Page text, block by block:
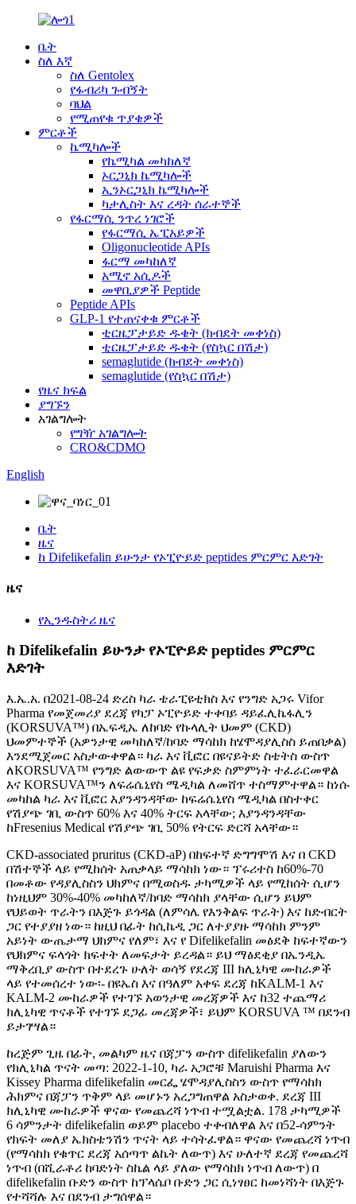
ቤት
ስለ እኛ
ስለ Gentolex
የፋብሪካ ጉብኝት
ባህል
የሚጠየቁ ጥያቄዎች
ምርቶች
ኬሚካሎች
የኬሚካል መካከለኛ
ኦርጋኒክ ኬሚካሎች
ኢንኦርጋኒክ ኬሚካሎች
ካታሊስት እና ረዳት ሰራተኞች
የፋርማሲ ንጥረ ነገሮች
የፋርማሲ ኤፒአይዎች
Oligonucleotide APIs
ፋርማ መካከለኛ
አሚኖ አሲዶች
መዋቢያዎች Peptide
Peptide APIs
GLP-1 የተጠናቀቁ ምርቶች
ቲርዜፓታይድ ዱቄት (ክብደት መቀነስ)
ቲርዜፓታይድ ዱቄት (የስኳር በሽታ)
semaglutide (ክብደት መቀነስ)
semaglutide (የስኳር በሽታ)
የዜና ክፍል
ያግኙን
አገልግሎት
የግዥ አገልግሎት
CRO&CDMO
English
ቤት
ዜና
ከ Difelikefalin ይሁንታ የኦፒዮይድ peptides ምርምር እድገት
ዜና
የኢንዱስትሪ ዜና
ከ Difelikefalin ይሁንታ የኦፒዮይድ peptides ምርምር
እድገት
እ.ኤ.አ. በ2021-08-24 ድረስ ካራ ቴራፒዩቲክስ እና የንግድ አጋሩ Vifor
Pharma የመጀመሪያ ደረጃ የካፓ ኦፒዮይድ ተቀባይ ዳይፈሊኬፋሊን
(KORSUVA™) በኤፍዲኤ ለከባድ የኩላሊት ህመም (CKD)
ህመምተኞች (አዎንታዊ መካከለኛ/ከባድ ማሳከክ ከሄሞዳያሊስስ ይጠበቃል)
እንደሚጀመር አስታውቀዋል። ካራ እና ቪፎር በዩናይትድ ስቴትስ ውስጥ
ለKORSUVA™ የንግድ ልውውጥ ልዩ የፍቃድ ስምምነት ተፈራርመዋል
እና KORSUVA™ን ለፍሬሴኒየስ ሜዲካል ለመሸጥ ተስማምተዋል። ከነሱ
መካከል ካራ እና ቪፎር እያንዳንዳቸው ከፍሬሴኒየስ ሜዲካል በስተቀር
የሽያጭ ገቢ ውስጥ 60% እና 40% ትርፍ አላቸው; እያንዳንዳቸው
ከFresenius Medical የሽያጭ ገቢ 50% የትርፍ ድርሻ አላቸው።
CKD-associated pruritus (CKD-aP) በከፍተኛ ድግግሞሽ እና በ CKD
በሽተኞች ላይ የሚከሰት አጠቃላይ ማሳከክ ነው። ፕሩሪተስ ከ60%-70
በመቶው የዳያሊስስን ህክምና በሚወስዱ ታካሚዎች ላይ የሚከሰት ሲሆን
ከነዚህም 30%-40% መካከለኛ/ከባድ ማሳከክ ያላቸው ሲሆን ይህም
የህይወት ጥራትን በእጅጉ ይጎዳል (ለምሳሌ የእንቅልፍ ጥራት) እና ከድብርት
ጋር የተያያዘ ነው። ከዚህ በፊት ከሲኬዲ ጋር ለተያያዙ ማሳከክ ምንም
አይነት ውጤታማ ህክምና የለም፣ እና የ Difelikefalin መፅደቅ ከፍተኛውን
የህክምና ፍላጎት ክፍተት ለመፍታት ይረዳል። ይህ ማፅደቂያ በኤንዲኤ
ማቅረቢያ ውስጥ በተደረጉ ሁለት ወሳኝ የደረጃ III ክሊኒካዊ ሙከራዎች
ላይ የተመሰረተ ነው፡- በዩኤስ እና በዓለም አቀፍ ደረጃ ከKALM-1 እና
KALM-2 ሙከራዎች የተገኙ አወንታዊ መረጃዎች እና ከ32 ተጨማሪ
ክሊኒካዊ ጥናቶች የተገኙ ደጋፊ መረጃዎች፣ ይህም KORSUVA ™ በደንብ
ይታገሣል።
ከረጅም ጊዜ በፊት, መልካም ዜና በጃፓን ውስጥ difelikefalin ያለውን
የክሊኒካል ጥናት መጣ: 2022-1-10, ካራ አጋሮቹ Maruishi Pharma እና
Kissey Pharma difelikefalin መርፌ ሄሞዳያሊስስን ውስጥ የማሳከክ
ሕክምና በጃፓን ጥቅም ላይ መሆኑን አረጋግጠዋል አስታወቀ. ደረጃ III
ክሊኒካዊ ሙከራዎች ዋናው የመጨረሻ ነጥብ ተሟልቷል. 178 ታካሚዎች
6 ሳምንታት difelikefalin ወይም placebo ተቀብለዋል እና በ52-ሳምንት
የክፍት መለያ ኤክስቴንሽን ጥናት ላይ ተሳትፈዋል። ዋናው የመጨረሻ ነጥብ
(የማሳከክ የቁጥር ደረጃ አሰጣጥ ልኬት ለውጥ) እና ሁለተኛ ደረጃ የመጨረሻ
ነጥብ (በሺራቶሪ ከባድነት ስኬል ላይ ያለው የማሳከክ ነጥብ ለውጥ) በ
difelikefalin ቡድን ውስጥ ከፕላሴቦ ቡድን ጋር ሲነፃፀር ከመነሻነት በእጅጉ
የተሻሻሉ እና በደንብ ታግሰዋል።